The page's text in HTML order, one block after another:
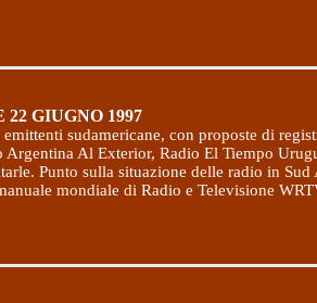
22 GIUGNO 1997
sudamericane, con proposte di
Argentina Al Exterior, Radio El Tiempo
Punto sulla situazione delle radio in Sud
mondiale di Radio e Televisione